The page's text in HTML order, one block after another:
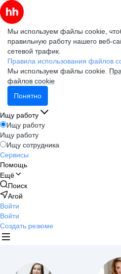
Мы используем файлы cookie,
правильную работу нашего веб-
сетевой трафик.
Правила использования файлов
Мы используем файлы cookie.
файлов cookie
Понятно
Ищу работу
Ищу работу
Ищу работу
Ищу сотрудника
Сервисы
Помощь
Ещё
Поиск
Агой
Войти
Войти
Создать резюме